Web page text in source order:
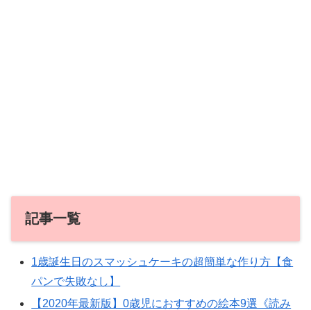
記事一覧
1歳誕生日のスマッシュケーキの超簡単な作り方【食
パンで失敗なし】
【2020年最新版】0歳児におすすめの絵本9選《読み